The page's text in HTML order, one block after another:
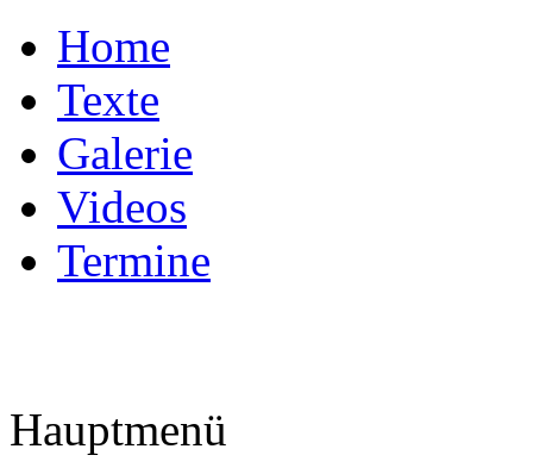
Home
Texte
Galerie
Videos
Termine
Hauptmenü